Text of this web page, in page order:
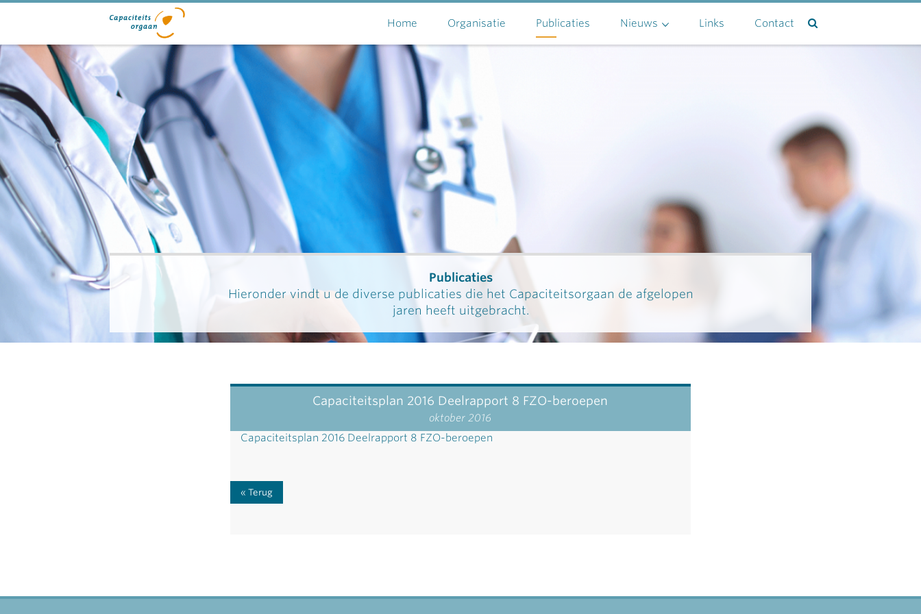
Home Organisatie Publicaties Nieuws Links Contact
Publicaties
Hieronder vindt u de diverse publicaties die het Capaciteitsorgaan de afgelopen
jaren heeft uitgebracht.
Capaciteitsplan 2016 Deelrapport 8 FZO-beroepen
oktober 2016
Capaciteitsplan 2016 Deelrapport 8 FZO-beroepen
Terug